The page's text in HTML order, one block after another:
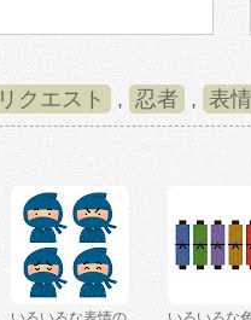
リクエスト , 忍者 , 表情